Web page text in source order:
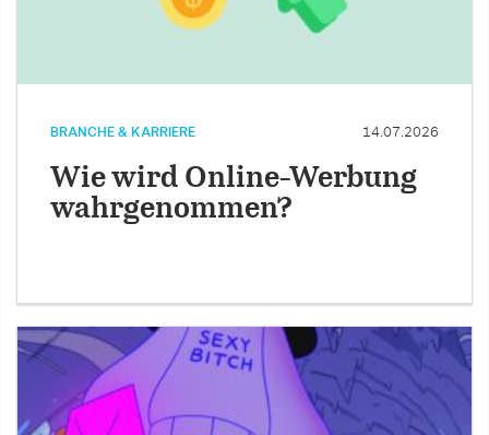
BRANCHE & KARRIERE 14.07.2026
Wie wird Online-Werbung
wahrgenommen?